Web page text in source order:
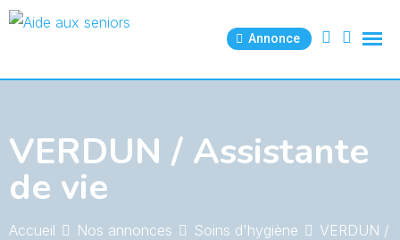
Skip
Annonce
VERDUN / Assistante
de vie
Accueil Nos annonces Soins d'hygiène
VERDUN /